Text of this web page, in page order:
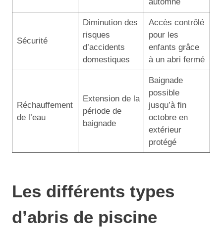
Sécurité
Diminution des
risques
d’accidents
domestiques
Accès contrôlé
pour les
enfants grâce
à un abri fermé
Réchauffement
de l’eau
Extension de la
période de
baignade
Baignade
possible
jusqu’à fin
octobre en
extérieur
protégé
Les différents types
d’abris de piscine